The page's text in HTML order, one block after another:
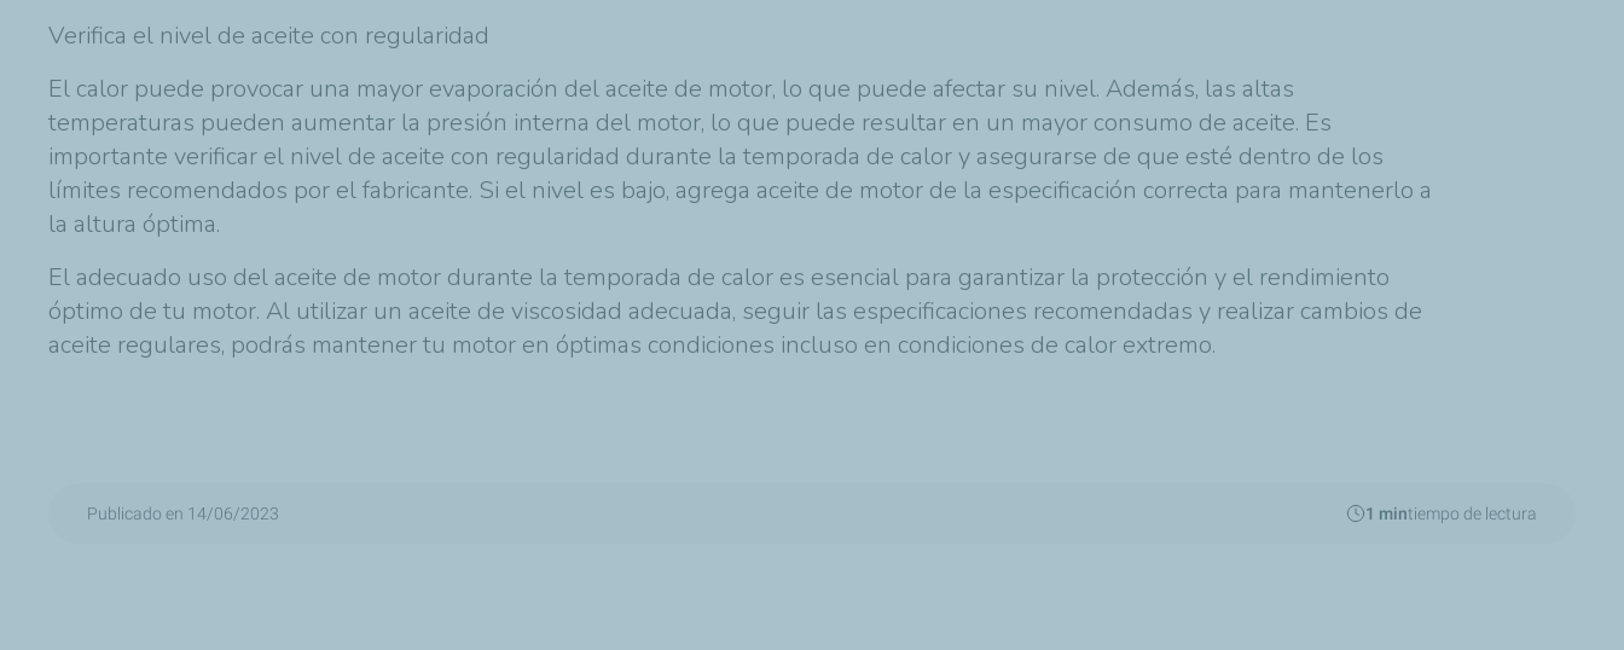
Verifica el nivel de aceite con regularidad
El calor puede provocar una mayor evaporación del aceite de motor, lo que puede afectar su nivel. Además, las altas
temperaturas pueden aumentar la presión interna del motor, lo que puede resultar en un mayor consumo de aceite. Es
importante verificar el nivel de aceite con regularidad durante la temporada de calor y asegurarse de que esté dentro de los
límites recomendados por el fabricante. Si el nivel es bajo, agrega aceite de motor de la especificación correcta para mantenerlo a
la altura óptima.
El adecuado uso del aceite de motor durante la temporada de calor es esencial para garantizar la protección y el rendimiento
óptimo de tu motor. Al utilizar un aceite de viscosidad adecuada, seguir las especificaciones recomendadas y realizar cambios de
aceite regulares, podrás mantener tu motor en óptimas condiciones incluso en condiciones de calor extremo.
Publicado en 14/06/2023 1 mintiempo de lectura